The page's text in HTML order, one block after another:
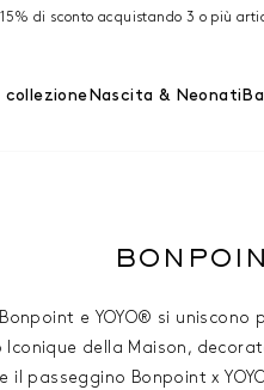
15% di sconto acquistando 3 o più
collezione Nascita & Neonati
Bonpoint e YOYO® si
Iconique della Maison,
il passeggino Bonpoint x